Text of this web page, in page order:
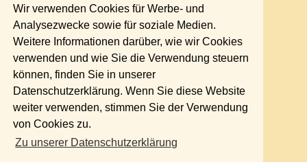
Wir verwenden Cookies für Werbe- und
Analysezwecke sowie für soziale Medien.
Weitere Informationen darüber, wie wir Cookies
verwenden und wie Sie die Verwendung steuern
können, finden Sie in unserer
Datenschutzerklärung. Wenn Sie diese Website
weiter verwenden, stimmen Sie der Verwendung
von Cookies zu.
Zu unserer Datenschutzerklärung
Lichtenberg
Marzahn
Neukölln
Pankow
Reinickendorf
Schöneberg
Spandau
Steglitz
Tempelhof
Treptow
Umland Ost